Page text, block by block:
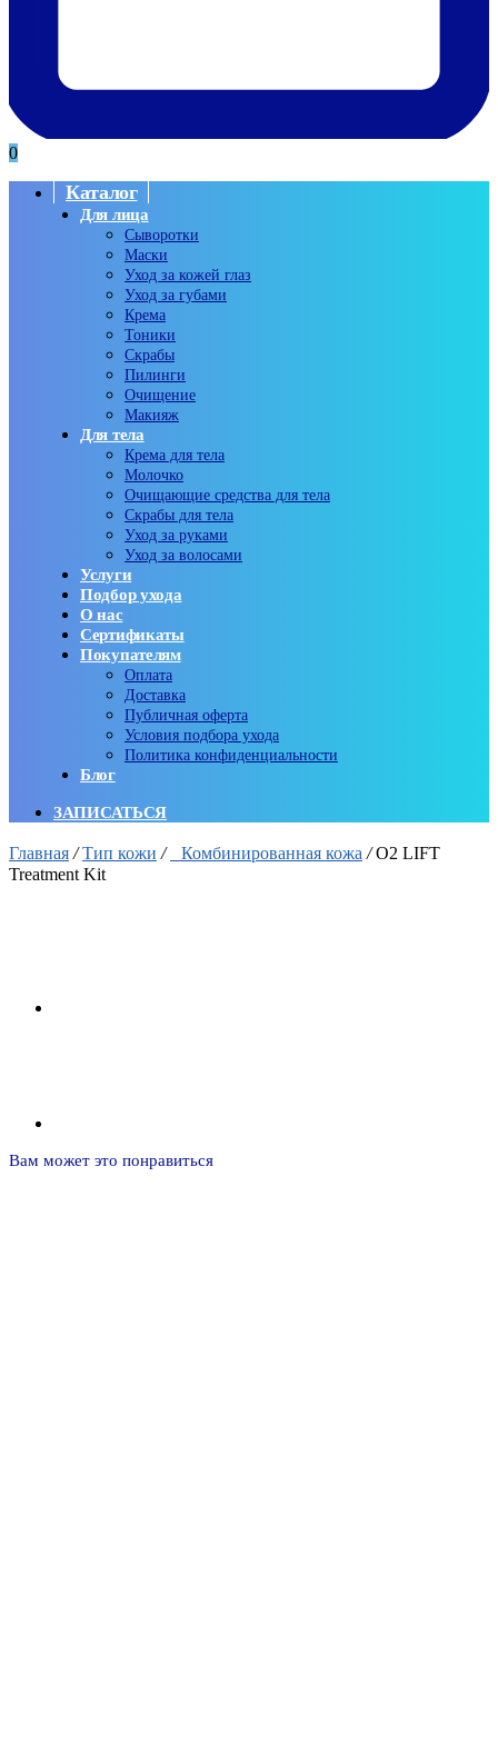
0
Каталог
Для лица
Сыворотки
Маски
Уход за кожей глаз
Уход за губами
Крема
Тоники
Скрабы
Пилинги
Очищение
Макияж
Для тела
Крема для тела
Молочко
Очищающие средства для тела
Скрабы для тела
Уход за руками
Уход за волосами
Услуги
Подбор ухода
О нас
Сертификаты
Покупателям
Оплата
Доставка
Публичная оферта
Условия подбора ухода
Политика конфиденциальности
Блог
ЗАПИСАТЬСЯ
Главная / Тип кожи / Комбинированная кожа /O2 LIFT
Treatment Kit
Вам может это понравиться